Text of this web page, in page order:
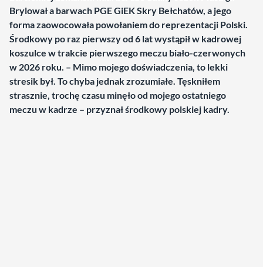
Brylował a barwach PGE GiEK Skry Bełchatów, a jego
forma zaowocowała powołaniem do reprezentacji Polski.
Środkowy po raz pierwszy od 6 lat wystąpił w kadrowej
koszulce w trakcie pierwszego meczu biało-czerwonych
w 2026 roku. – Mimo mojego doświadczenia, to lekki
stresik był. To chyba jednak zrozumiałe. Tęskniłem
strasznie, trochę czasu minęło od mojego ostatniego
meczu w kadrze – przyznał środkowy polskiej kadry.